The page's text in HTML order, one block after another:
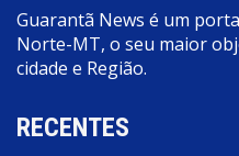
Guarantã News é um
Norte-MT, o seu maior
cidade e Região.
RECENTES